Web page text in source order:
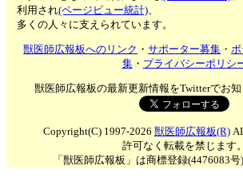
利用され(ページビュー統計)、
多くの人々に支えられています。
獣医師広報板へのリンク ・サポーター募集 ・
集・ プライバシーポリシ
獣医師広報板の最新更新情報をTwitterでお知
Copyright(C) 1997-2026 獣医師広報板(R)
許可なく転載を禁じます。
「獣医師広報板」は商標登録(4476083号